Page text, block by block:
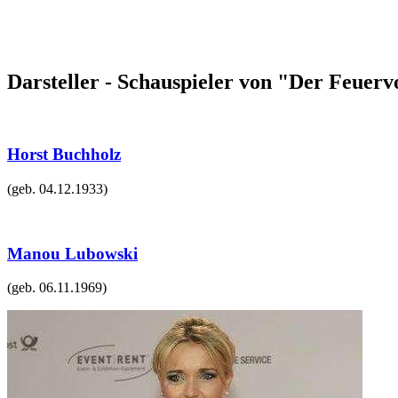
Darsteller - Schauspieler von "Der
Horst Buchholz
(geb. 04.12.1933)
Manou Lubowski
(geb. 06.11.1969)